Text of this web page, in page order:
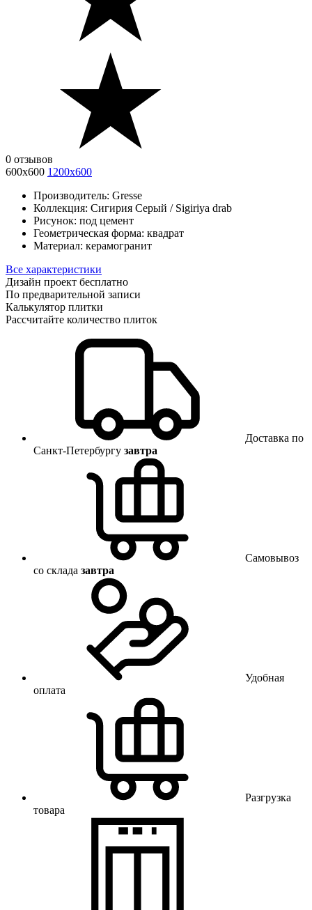
0 отзывов
600х600 1200х600
Производитель: Gresse
Коллекция: Сигирия Серый / Sigiriya drab
Рисунок: под цемент
Геометрическая форма: квадрат
Материал: керамогранит
Все характеристики
Дизайн проект бесплатно
По предварительной записи
Калькулятор плитки
Рассчитайте количество плиток
Доставка по
Санкт-Петербургу завтра
Самовывоз
со склада завтра
Удобная
оплата
Разгрузка
товара